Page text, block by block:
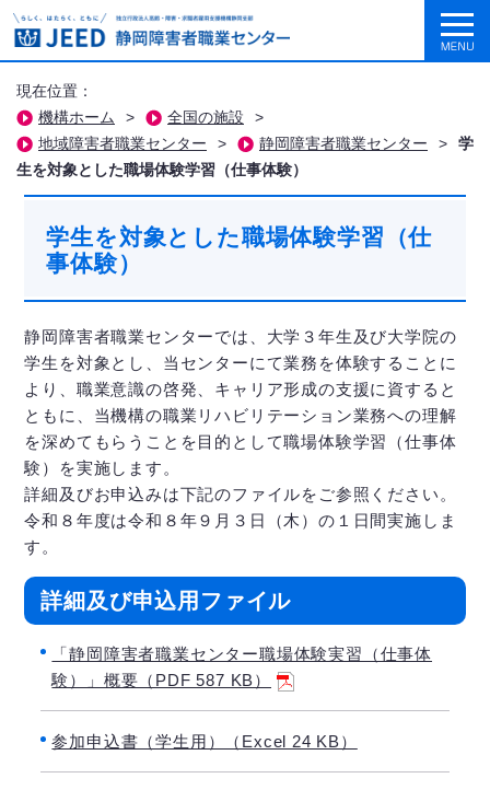
現在位置：
機構ホーム
> 全国の施設
>
地域障害者職業センター
> 静岡障害者職業センター >
学
生を対象とした職場体験学習（仕事体験）
学生を対象とした職場体験学習（仕
事体験）
静岡障害者職業センターでは、大学３年生及び大学院の
学生を対象とし、当センターにて業務を体験することに
より、職業意識の啓発、キャリア形成の支援に資すると
ともに、当機構の職業リハビリテーション業務への理解
を深めてもらうことを目的として職場体験学習（仕事体
験）を実施します。
詳細及びお申込みは下記のファイルをご参照ください。
令和８年度は令和８年９月３日（木）の１日間実施しま
す。
詳細及び申込用ファイル
「静岡障害者職業センター職場体験実習（仕事体
験）」概要（PDF 587 KB）
参加申込書（学生用）（Excel 24 KB）